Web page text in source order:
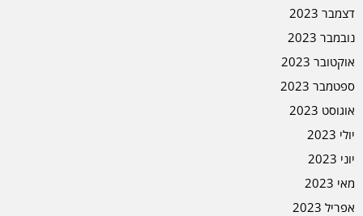
דצמבר 2023
נובמבר 2023
אוקטובר 2023
ספטמבר 2023
אוגוסט 2023
יולי 2023
יוני 2023
מאי 2023
אפריל 2023